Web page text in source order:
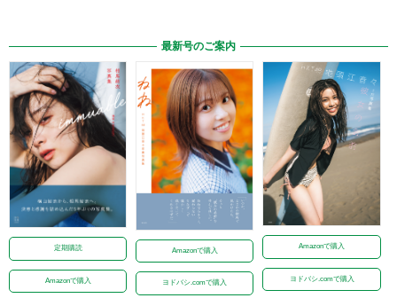
最新号のご案内
定期購読
Amazonで購入
Amazonで購入
ヨドバシ.comで購入
Amazonで購入
ヨドバシ.comで購入